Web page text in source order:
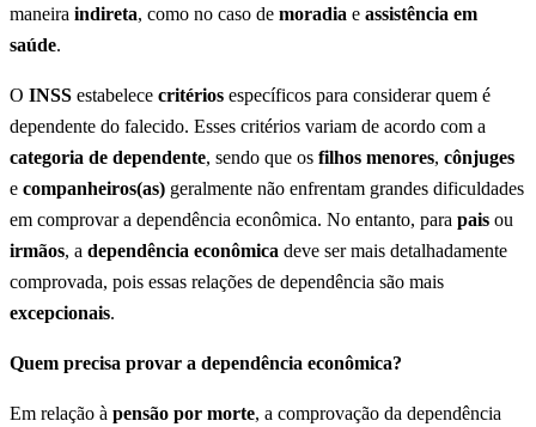
maneira indireta, como no caso de moradia e assistência em
saúde.
O INSS estabelece critérios específicos para considerar quem é
dependente do falecido. Esses critérios variam de acordo com a
categoria de dependente, sendo que os filhos menores, cônjuges
e companheiros(as) geralmente não enfrentam grandes dificuldades
em comprovar a dependência econômica. No entanto, para pais ou
irmãos, a dependência econômica deve ser mais detalhadamente
comprovada, pois essas relações de dependência são mais
excepcionais.
Quem precisa provar a dependência econômica?
Em relação à pensão por morte, a comprovação da dependência